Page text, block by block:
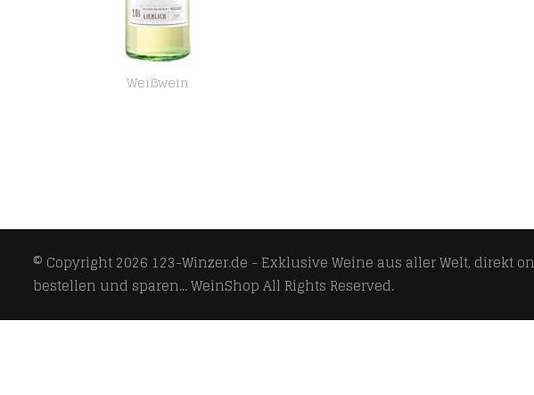
Weißwein
© Copyright 2026 123-Winzer.de - Exklusive Weine aus aller Welt, direkt
bestellen und sparen... WeinShopAll Rights Reserved.